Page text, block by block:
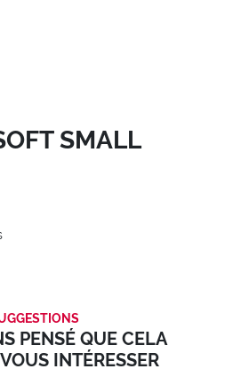
SMALL
PENSÉ QUE CELA
INTÉRESSER